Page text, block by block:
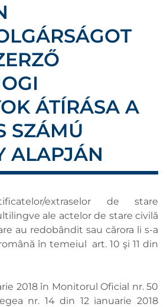
ÁTÍRÁSA A
SZÁMÚ
ALAPJÁN
extraselor de stare
ale actelor de stare civilă
au redobândit sau cărora li s-a
în temeiul art. 10 şi 11 din
2018 în Monitorul Oficial nr. 50
nr. 14 din 12 ianuarie 2018